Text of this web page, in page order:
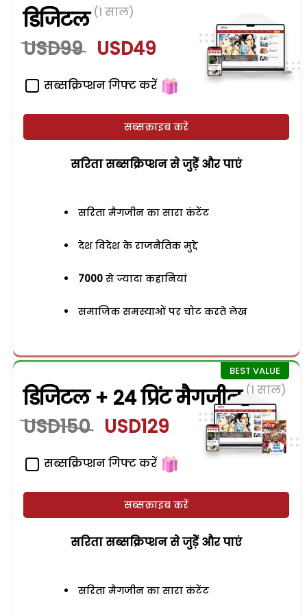
डिजिटल (1 साल)
USD99 USD49
सब्सक्रिप्शन गिफ्ट करें
सब्सक्राइब करें
सरिता सब्सक्रिप्शन से जुड़ेें और पाएं
सरिता मैगजीन का सारा कंटेंट
देश विदेश के राजनैतिक मुद्दे
7000 से ज्यादा कहानियां
समाजिक समस्याओं पर चोट करते लेख
डिजिटल + 24 प्रिंट मैगजीन (1 साल)
USD150 USD129
सब्सक्रिप्शन गिफ्ट करें
सब्सक्राइब करें
सरिता सब्सक्रिप्शन से जुड़ेें और पाएं
सरिता मैगजीन का सारा कंटेंट